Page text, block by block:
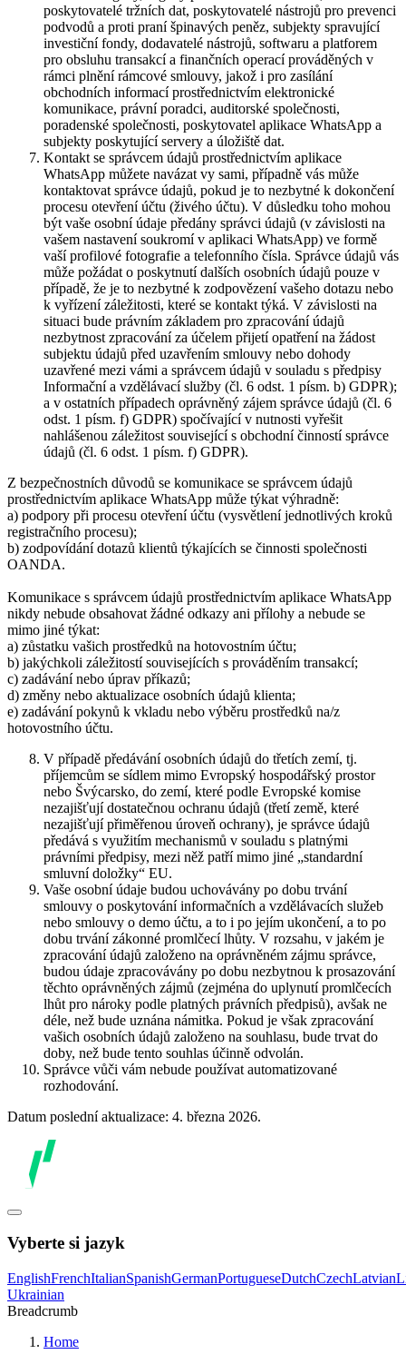
poskytovatelé tržních dat, poskytovatelé nástrojů pro prevenci
podvodů a proti praní špinavých peněz, subjekty spravující
investiční fondy, dodavatelé nástrojů, softwaru a platforem
pro obsluhu transakcí a finančních operací prováděných v
rámci plnění rámcové smlouvy, jakož i pro zasílání
obchodních informací prostřednictvím elektronické
komunikace, právní poradci, auditorské společnosti,
poradenské společnosti, poskytovatel aplikace WhatsApp a
subjekty poskytující servery a úložiště dat.
Kontakt se správcem údajů prostřednictvím aplikace
WhatsApp můžete navázat vy sami, případně vás může
kontaktovat správce údajů, pokud je to nezbytné k dokončení
procesu otevření účtu (živého účtu). V důsledku toho mohou
být vaše osobní údaje předány správci údajů (v závislosti na
vašem nastavení soukromí v aplikaci WhatsApp) ve formě
vaší profilové fotografie a telefonního čísla. Správce údajů vás
může požádat o poskytnutí dalších osobních údajů pouze v
případě, že je to nezbytné k zodpovězení vašeho dotazu nebo
k vyřízení záležitosti, které se kontakt týká. V závislosti na
situaci bude právním základem pro zpracování údajů
nezbytnost zpracování za účelem přijetí opatření na žádost
subjektu údajů před uzavřením smlouvy nebo dohody
uzavřené mezi vámi a správcem údajů v souladu s předpisy
Informační a vzdělávací služby (čl. 6 odst. 1 písm. b) GDPR);
a v ostatních případech oprávněný zájem správce údajů (čl. 6
odst. 1 písm. f) GDPR) spočívající v nutnosti vyřešit
nahlášenou záležitost související s obchodní činností správce
údajů (čl. 6 odst. 1 písm. f) GDPR).
Z bezpečnostních důvodů se komunikace se správcem údajů
prostřednictvím aplikace WhatsApp může týkat výhradně:
a) podpory při procesu otevření účtu (vysvětlení jednotlivých kroků
registračního procesu);
b) zodpovídání dotazů klientů týkajících se činnosti společnosti
OANDA.
Komunikace s správcem údajů prostřednictvím aplikace WhatsApp
nikdy nebude obsahovat žádné odkazy ani přílohy a nebude se
mimo jiné týkat:
a) zůstatku vašich prostředků na hotovostním účtu;
b) jakýchkoli záležitostí souvisejících s prováděním transakcí;
c) zadávání nebo úprav příkazů;
d) změny nebo aktualizace osobních údajů klienta;
e) zadávání pokynů k vkladu nebo výběru prostředků na/z
hotovostního účtu.
V případě předávání osobních údajů do třetích zemí, tj.
příjemcům se sídlem mimo Evropský hospodářský prostor
nebo Švýcarsko, do zemí, které podle Evropské komise
nezajišťují dostatečnou ochranu údajů (třetí země, které
nezajišťují přiměřenou úroveň ochrany), je správce údajů
předává s využitím mechanismů v souladu s platnými
právními předpisy, mezi něž patří mimo jiné „standardní
smluvní doložky“ EU.
Vaše osobní údaje budou uchovávány po dobu trvání
smlouvy o poskytování informačních a vzdělávacích služeb
nebo smlouvy o demo účtu, a to i po jejím ukončení, a to po
dobu trvání zákonné promlčecí lhůty. V rozsahu, v jakém je
zpracování údajů založeno na oprávněném zájmu správce,
budou údaje zpracovávány po dobu nezbytnou k prosazování
těchto oprávněných zájmů (zejména do uplynutí promlčecích
lhůt pro nároky podle platných právních předpisů), avšak ne
déle, než bude uznána námitka. Pokud je však zpracování
vašich osobních údajů založeno na souhlasu, bude trvat do
doby, než bude tento souhlas účinně odvolán.
Správce vůči vám nebude používat automatizované
rozhodování.
Datum poslední aktualizace: 4. března 2026.
Vyberte si jazyk
EnglishFrenchItalianSpanishGermanPortugueseDutchCzechLatvian
Ukrainian
Breadcrumb
Home